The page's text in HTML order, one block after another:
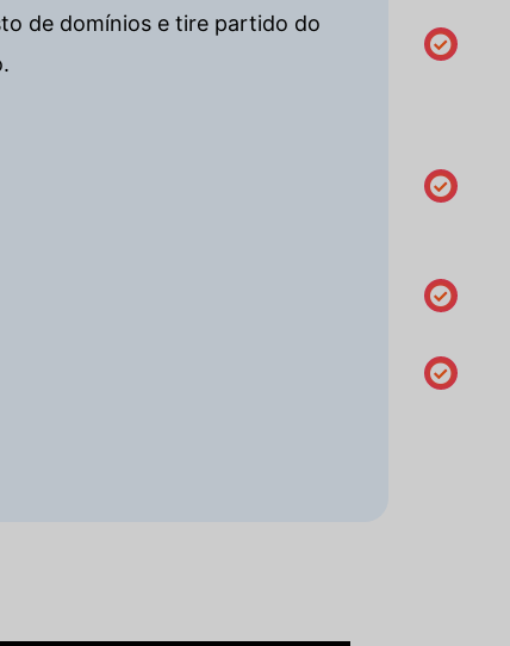
de domínios e tire partido do